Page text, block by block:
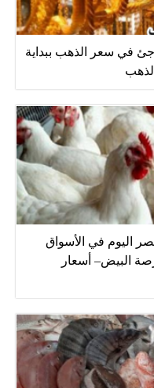
في سعر الذهب ببداية
اليوم في الأسواق
البيض– أسعار